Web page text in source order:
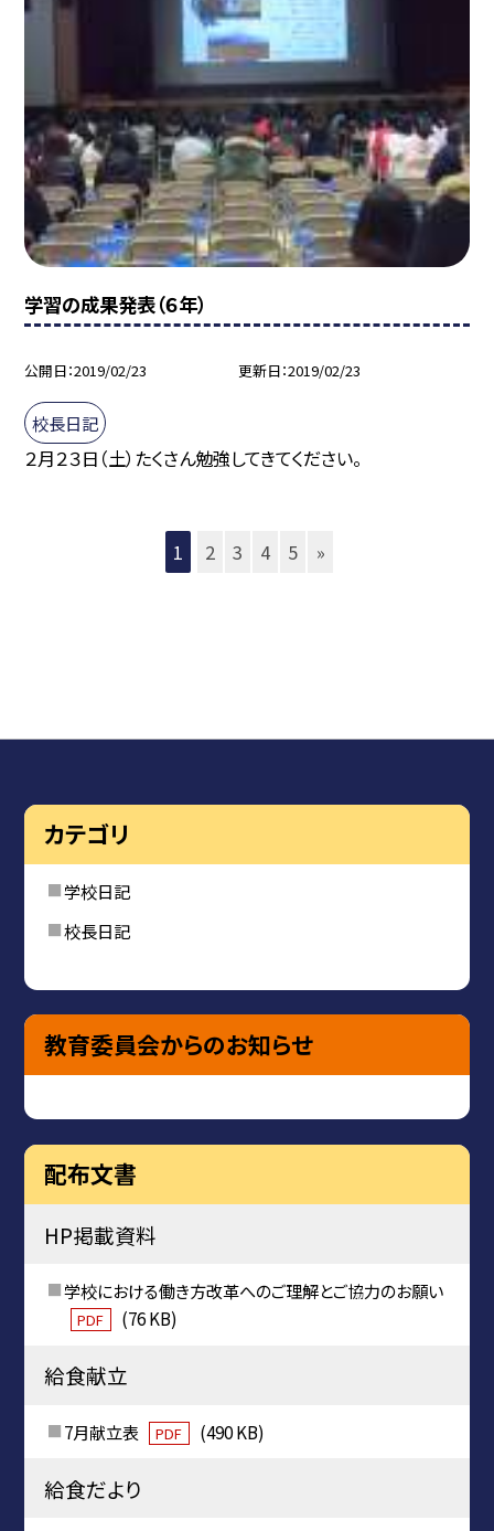
学習の成果発表（６年）
公開日 2019/02/23 更新日 2019/02/23
校長日記
２月２３日（土）たくさん勉強してきてください。
1 2 3 4 5 »
カテゴリ
学校日記
校長日記
教育委員会からのお知らせ
配布文書
HP掲載資料
学校における働き方改革へのご理解とご協力のお願い
PDF (76 KB)
給食献立
7月献立表 PDF (490 KB)
給食だより